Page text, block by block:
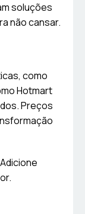
soluções
não cansar.
como
Hotmart
Preços